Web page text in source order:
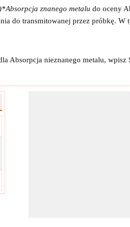
znanego metalu do oceny
do transmitowanej przez próbkę. W
Absorpcja nieznanego metalu, wpisz